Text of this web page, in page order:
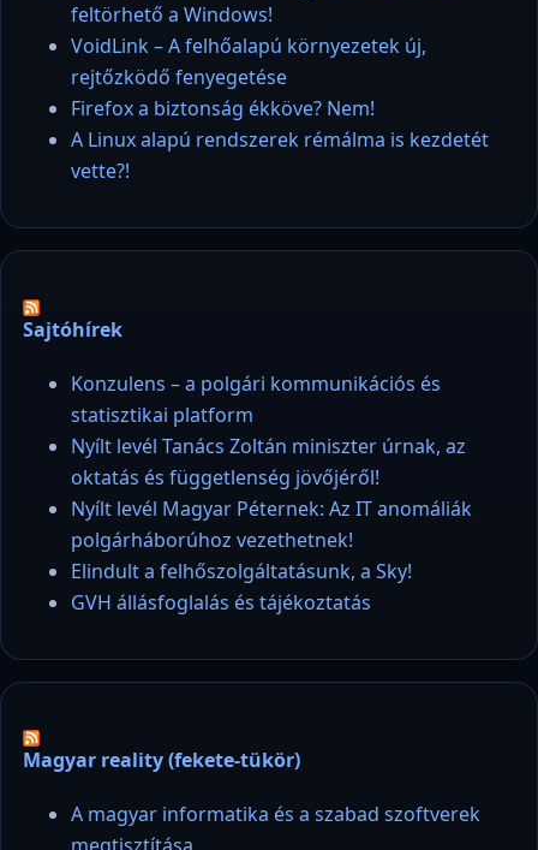
feltörhető a Windows!
VoidLink – A felhőalapú környezetek új,
rejtőzködő fenyegetése
Firefox a biztonság ékköve? Nem!
A Linux alapú rendszerek rémálma is kezdetét
vette?!
Sajtóhírek
Konzulens – a polgári kommunikációs és
statisztikai platform
Nyílt levél Tanács Zoltán miniszter úrnak, az
oktatás és függetlenség jövőjéről!
Nyílt levél Magyar Péternek: Az IT anomáliák
polgárháborúhoz vezethetnek!
Elindult a felhőszolgáltatásunk, a Sky!
GVH állásfoglalás és tájékoztatás
Magyar reality (fekete-tükör)
A magyar informatika és a szabad szoftverek